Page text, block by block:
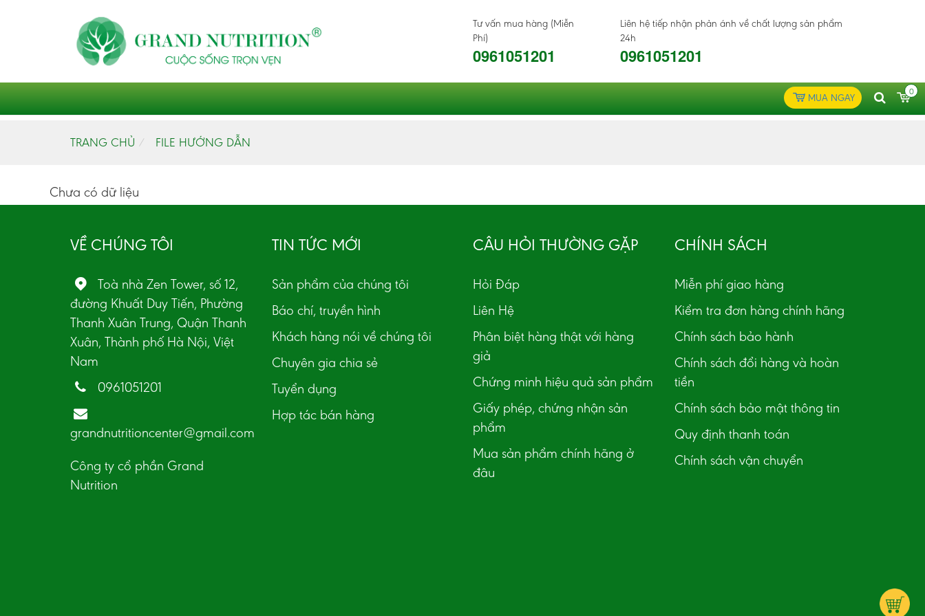
Tư vấn mua hàng (Miễn
Phí)
0961051201
Liên hệ tiếp nhận phản ánh về chất lượng sản phẩm
24h
0961051201
0
MUA NGAY
TRANG CHỦ FILE HƯỚNG DẪN
Chưa có dữ liệu
VỀ CHÚNG TÔI
Toà nhà Zen Tower, số 12,
đường Khuất Duy Tiến, Phường
Thanh Xuân Trung, Quận Thanh
Xuân, Thành phố Hà Nội, Việt
Nam
0961051201
grandnutritioncenter@gmail.com
Công ty cổ phần Grand
Nutrition
TIN TỨC MỚI
Sản phẩm của chúng tôi
Báo chí, truyền hình
Khách hàng nói về chúng tôi
Chuyên gia chia sẻ
Tuyển dụng
Hợp tác bán hàng
CÂU HỎI THƯỜNG GẶP
Hỏi Đáp
Liên Hệ
Phân biệt hàng thật với hàng
giả
Chứng minh hiệu quả sản phẩm
Giấy phép, chứng nhận sản
phẩm
Mua sản phẩm chính hãng ở
đâu
CHÍNH SÁCH
Miễn phí giao hàng
Kiểm tra đơn hàng chính hãng
Chính sách bảo hành
Chính sách đổi hàng và hoàn
tiền
Chính sách bảo mật thông tin
Quy định thanh toán
Chính sách vận chuyển